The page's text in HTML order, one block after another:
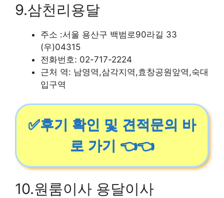
9.삼천리용달
주소 :서울 용산구 백범로90라길 33
(우)04315
전화번호: 02-717-2224
근처 역: 남영역,삼각지역,효창공원앞역,숙대
입구역
✅후기 확인 및 견적문의 바
로 가기 👈👈
10.원룸이사 용달이사